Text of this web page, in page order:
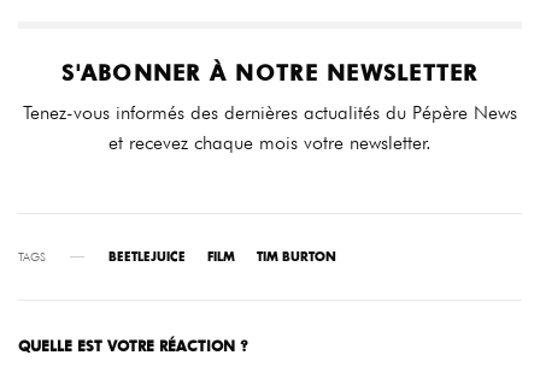
S'ABONNER À NOTRE NEWSLETTER
Tenez-vous informés des dernières actualités du Pépère News
et recevez chaque mois votre newsletter.
TAGS BEETLEJUICE FILM TIM BURTON
QUELLE EST VOTRE RÉACTION ?